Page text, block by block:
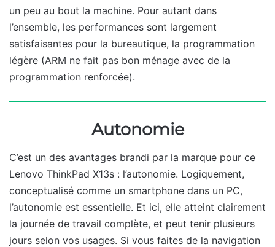
un peu au bout la machine. Pour autant dans
l’ensemble, les performances sont largement
satisfaisantes pour la bureautique, la programmation
légère (ARM ne fait pas bon ménage avec de la
programmation renforcée).
Autonomie
C’est un des avantages brandi par la marque pour ce
Lenovo ThinkPad X13s : l’autonomie. Logiquement,
conceptualisé comme un smartphone dans un PC,
l’autonomie est essentielle. Et ici, elle atteint clairement
la journée de travail complète, et peut tenir plusieurs
jours selon vos usages. Si vous faites de la navigation